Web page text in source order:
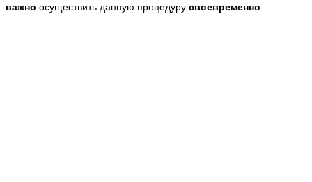
важно осуществить данную процедуру своевременно